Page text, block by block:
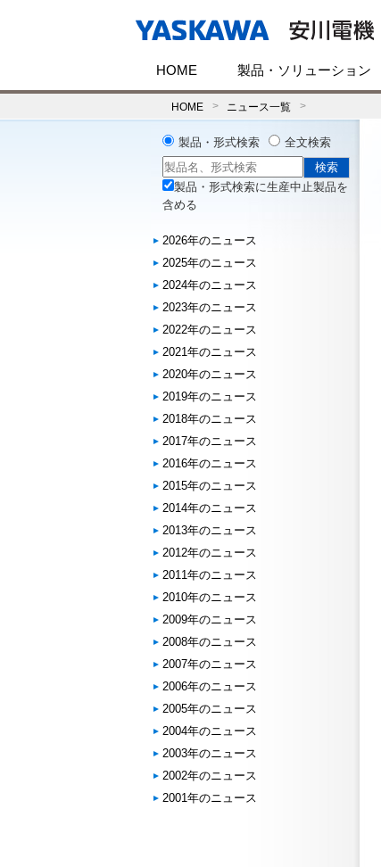
HOME 製品・ソリューション
HOME ニュース一覧
製品・形式検索 全文検索
製品・形式検索に生産中止製品を
含める
2026年のニュース
2025年のニュース
2024年のニュース
2023年のニュース
2022年のニュース
2021年のニュース
2020年のニュース
2019年のニュース
2018年のニュース
2017年のニュース
2016年のニュース
2015年のニュース
2014年のニュース
2013年のニュース
2012年のニュース
2011年のニュース
2010年のニュース
2009年のニュース
2008年のニュース
2007年のニュース
2006年のニュース
2005年のニュース
2004年のニュース
2003年のニュース
2002年のニュース
2001年のニュース